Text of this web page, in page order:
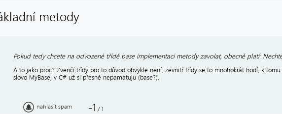
metody
Pokud tedy chcete na odvozené třídě base implementaci metody zavolat, obecně platí:
A to jako proč? Zvenčí třídy pro to důvod obvykle není, zevnitř třídy se to mnohokrát hodí, k tomu
slovo MyBase, v C# už si přesně nepamatuju (base?).
nahlásit spam -1 / 1